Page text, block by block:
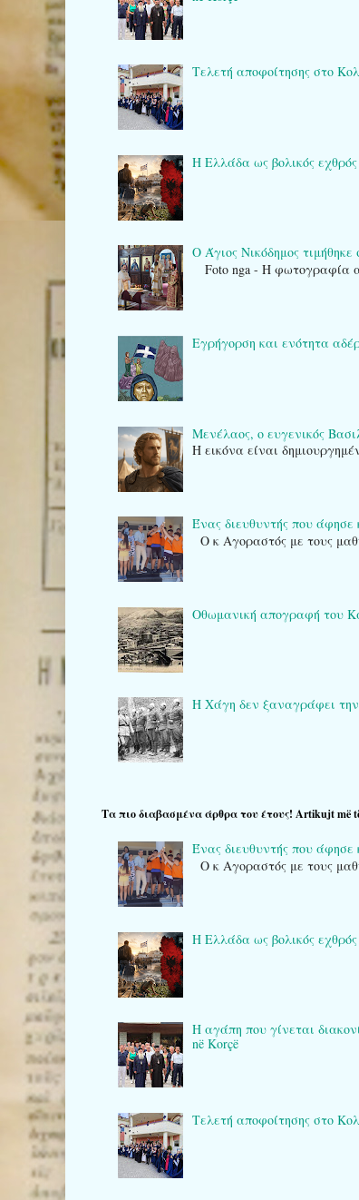
Τελετή αποφοίτησης στο
Η Ελλάδα ως βολικός
Ο Άγιος Νικόδημος
Foto nga - Η φωτογραφία
Εγρήγορση και ενότητα
Μενέλαος, ο ευγενικός
Η εικόνα είναι
Ένας διευθυντής που
Ο κ Αγοραστός με τους
Οθωμανική απογραφή του
Η Χάγη δεν ξαναγράφει την
Τα πιο διαβασμένα άρθρα του έτους! Artikujt më
Ένας διευθυντής που
Ο κ Αγοραστός με τους
Η Ελλάδα ως βολικός
Η αγάπη που γίνεται
në Korçë
Τελετή αποφοίτησης στο